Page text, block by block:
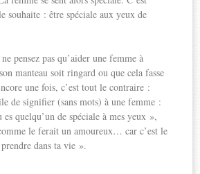
souhaite : être spéciale aux yeux de
pensez pas qu’aider une femme à
manteau soit ringard ou que cela fasse
une fois, c’est tout le contraire :
de signifier (sans mots) à une femme :
quelqu’un de spéciale à mes yeux »,
le ferait un amoureux… car c’est le
dans ta vie ».